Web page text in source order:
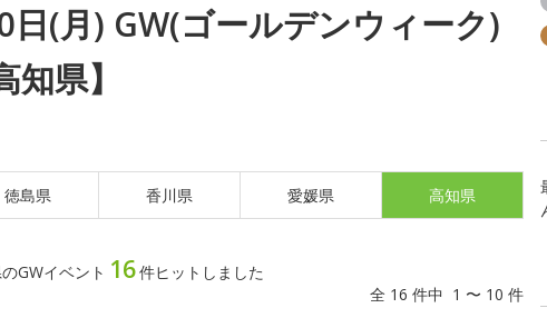
日(月) GW(ゴールデンウィーク)
県】
徳島県 香川県 愛媛県 高知県
GWイベント 16件ヒットしました
全 16 件中 1 〜 10 件